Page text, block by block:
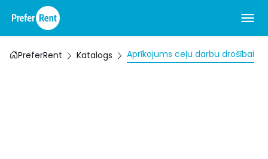
PreferRent Katalogs Aprīkojums ceļu darbu drošībai